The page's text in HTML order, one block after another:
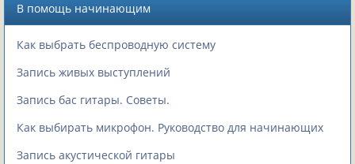
В помощь начинающим
Как выбрать беспроводную систему
Запись живых выступлений
Запись бас гитары. Советы.
Как выбирать микрофон. Руководство для начинающих
Запись акустической гитары